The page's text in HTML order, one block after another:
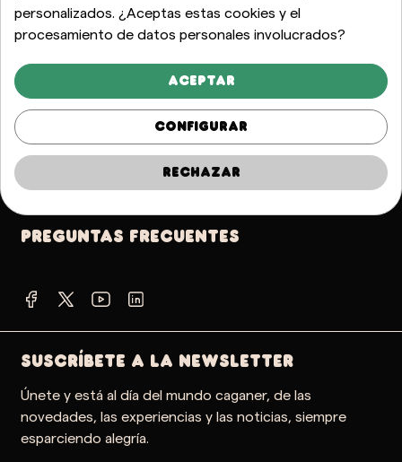
I+D, Almacén y Tienda Taller Francesc Macia, 11. 17257
Torroella de Montgrí - Girona
+34 972 980 394 (L a V 10-17h)
info@test.caganer.com
PREGUNTAS FRECUENTES
SUSCRÍBETE A LA NEWSLETTER
Únete y está al día del mundo caganer, de las
novedades, las experiencias y las noticias, siempre
esparciendo alegría.
personalizados. ¿Aceptas estas cookies y el
procesamiento de datos personales involucrados?
Aceptar
Configurar
Rechazar